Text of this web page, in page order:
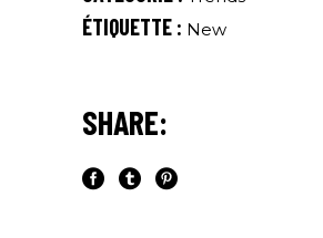
ÉTIQUETTE : New
SHARE: